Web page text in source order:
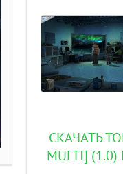
СКАЧАТЬ
MULTI]